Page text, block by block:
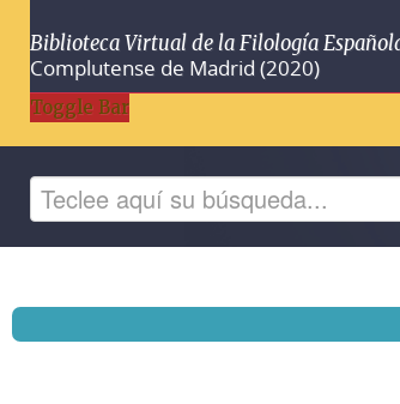
Biblioteca Virtual de la Filología
Complutense de Madrid (2020)
Toggle Bar